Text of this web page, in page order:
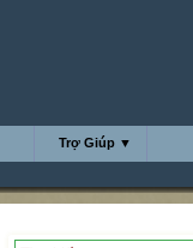
Trợ Giúp ▼